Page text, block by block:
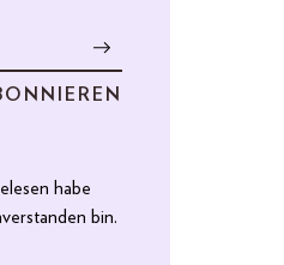
habe
bin.